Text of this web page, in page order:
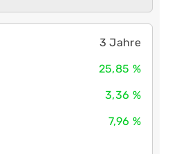
3 Jahre
25,85 %
3,36 %
7,96 %